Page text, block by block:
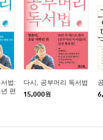
고픈 고등학교 1학년 / 성
체 / 입시를 가장 효과적으로
에 독서가 미치는 영향
수능 성적을 끌어올리는 고등
가는 공부머리 독서법
아니라 깨닫는 것
법:
편
다시, 공부머리 독서법
15,000원